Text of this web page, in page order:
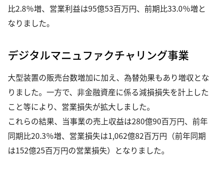
比2.8％増、営業利益は95億53百万円、前期比33.0％増と
なりました。
デジタルマニュファクチャリング事業
大型装置の販売台数増加に加え、為替効果もあり増収とな
りました。一方で、非金融資産に係る減損損失を計上した
こと等により、営業損失が拡大しました。
これらの結果、当事業の売上収益は280億90百万円、前年
同期比20.3％増、営業損失は1,062億82百万円（前年同期
は152億25百万円の営業損失）となりました。